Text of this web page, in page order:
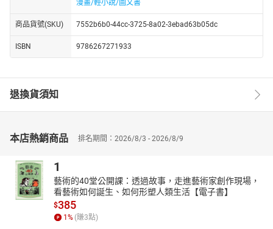
漫畫/輕小說/圖文書
商品貨號(SKU) 7552b6b0-44cc-3725-8a02-3ebad63b05dc
ISBN 9786267271933
退換貨須知
本店熱銷商品 排名期間：2026/8/3 - 2026/8/9
1
藝術的40堂公開課：透過故事，走進藝術家創作現場，
看藝術如何誕生、如何形塑人類生活【電子書】
$385
1% (賺3點)